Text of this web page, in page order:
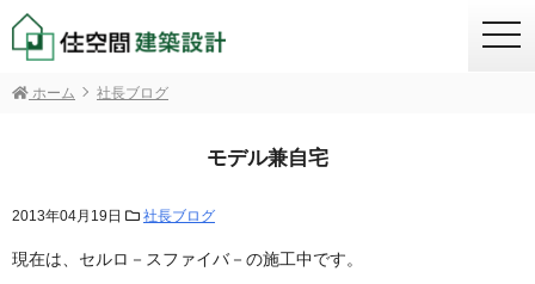
ホーム 社長ブログ
モデル兼自宅
2013年04月19日 社長ブログ
現在は、セルロ－スファイバ－の施工中です。